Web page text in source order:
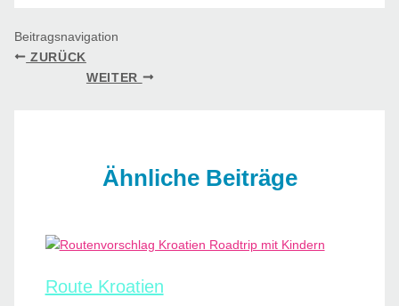
Beitragsnavigation
ZURÜCK
WEITER
Ähnliche Beiträge
Route Kroatien